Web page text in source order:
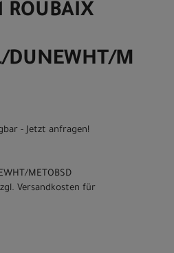
DUNEWHT/M
- Jetzt anfragen!
METOBSD
Versandkosten für